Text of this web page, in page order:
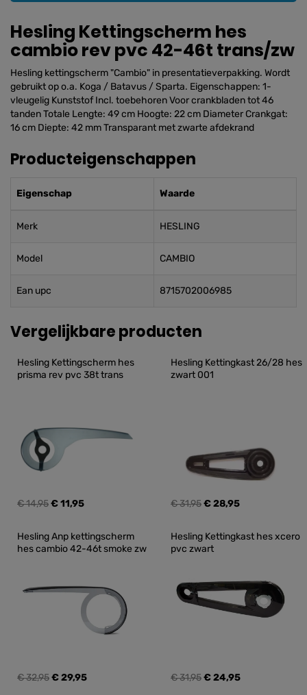
Hesling Kettingscherm hes
cambio rev pvc 42-46t trans/zw
Hesling kettingscherm "Cambio" in presentatieverpakking. Wordt
gebruikt op o.a. Koga / Batavus / Sparta. Eigenschappen: 1-
vleugelig Kunststof Incl. toebehoren Voor crankbladen tot 46
tanden Totale Lengte: 49 cm Hoogte: 22 cm Diameter Crankgat:
16 cm Diepte: 42 mm Transparant met zwarte afdekrand
Producteigenschappen
Eigenschap Waarde
Merk HESLING
Model CAMBIO
Ean upc 8715702006985
Vergelijkbare producten
Hesling Kettingscherm hes
prisma rev pvc 38t trans
€ 14,95€ 11,95
Hesling Kettingkast 26/28 hes
zwart 001
€ 31,95€ 28,95
Hesling Anp kettingscherm
hes cambio 42-46t smoke zw
€ 32,95€ 29,95
Hesling Kettingkast hes xcero
pvc zwart
€ 31,95€ 24,95